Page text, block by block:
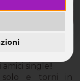
Vacanze:
single!!
solo e torni in